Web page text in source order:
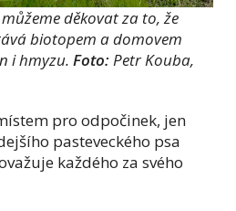
děkovat za to, že
biotopem a domovem
i hmyzu. Foto: Petr Kouba,
pro odpočinek, jen
pasteveckého psa
každého za svého